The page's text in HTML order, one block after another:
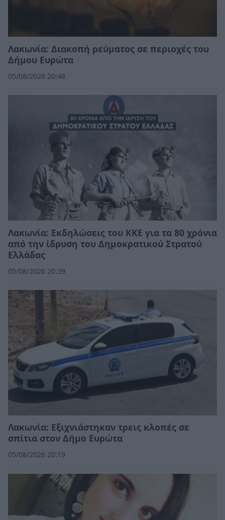
Λακωνία: Διακοπή ρεύματος σε περιοχές του
Δήμου Ευρώτα
05/08/2026 20:48
Λακωνία: Εκδηλώσεις του ΚΚΕ για τα 80 χρόνια
από την ίδρυση του Δημοκρατικού Στρατού
Ελλάδας
05/08/2026 20:39
Λακωνία: Εξιχνιάστηκαν τρεις κλοπές σε
σπίτια στον Δήμο Ευρώτα
05/08/2026 20:19